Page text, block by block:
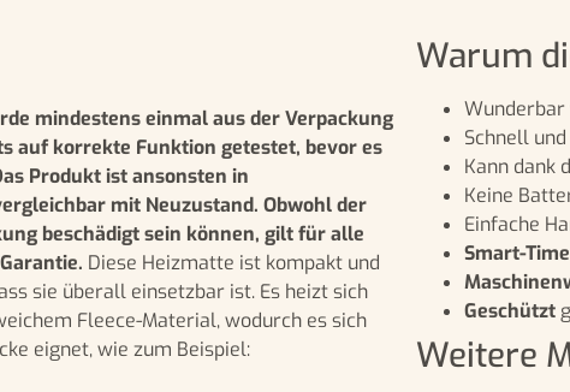
mindestens einmal aus der Verpackung
auf korrekte Funktion getestet, bevor es
Produkt ist ansonsten in
mit Neuzustand. Obwohl der
beschädigt sein können, gilt für alle
Diese Heizmatte ist kompakt und
sie überall einsetzbar ist. Es heizt sich
Fleece-Material, wodurch es sich
eignet, wie zum Beispiel:
Warum
Wunderbar
Schnell
Kann dank
Keine
Einfache
Smart-
Geschützt
Weitere